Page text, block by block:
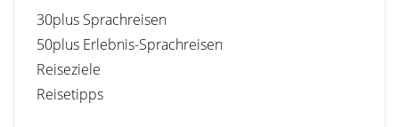
30plus Sprachreisen
50plus Erlebnis-Sprachreisen
Reiseziele
Reisetipps